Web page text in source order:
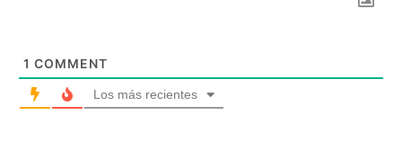
1 COMMENT
Los más recientes